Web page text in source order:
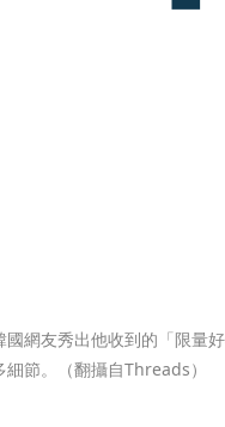
國網友秀出他收到的「限量
細節。（翻攝自Threads）